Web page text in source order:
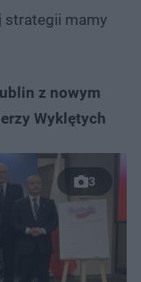
strategii mamy
z nowym
Wyklętych
3